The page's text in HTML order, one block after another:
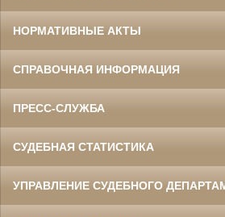
НОРМАТИВНЫЕ АКТЫ
СПРАВОЧНАЯ ИНФОРМАЦИЯ
ПРЕСС-СЛУЖБА
СУДЕБНАЯ СТАТИСТИКА
УПРАВЛЕНИЕ СУДЕБНОГО